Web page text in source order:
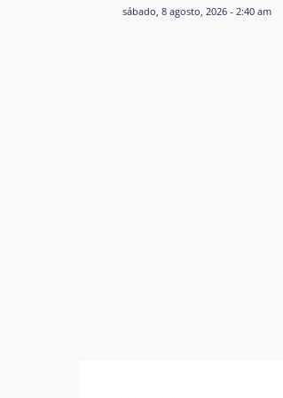
sábado, 8 agosto, 2026 - 2:40 am